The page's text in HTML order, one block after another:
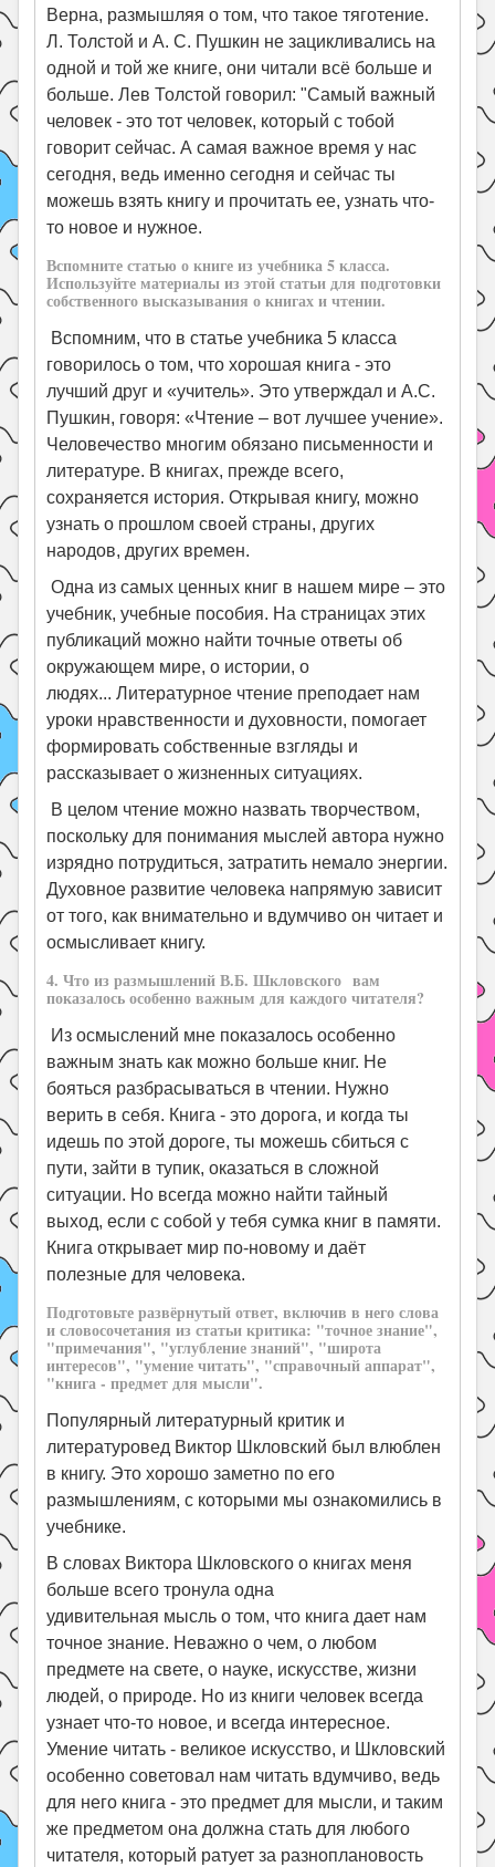
Верна, размышляя о том, что такое тяготение.
Л. Толстой и А. С. Пушкин не зацикливались на
одной и той же книге, они читали всё больше и
больше. Лев Толстой говорил: "Самый важный
человек - это тот человек, который с тобой
говорит сейчас. А самая важное время у нас
сегодня, ведь именно сегодня и сейчас ты
можешь взять книгу и прочитать ее, узнать что-
то новое и нужное.
Вспомните статью о книге из учебника 5 класса.
Используйте материалы из этой статьи для подготовки
собственного высказывания о книгах и чтении.
Вспомним, что в статье учебника 5 класса
говорилось о том, что хорошая книга - это
лучший друг и «учитель». Это утверждал и А.С.
Пушкин, говоря: «Чтение – вот лучшее учение».
Человечество многим обязано письменности и
литературе. В книгах, прежде всего,
сохраняется история. Открывая книгу, можно
узнать о прошлом своей страны, других
народов, других времен.
Одна из самых ценных книг в нашем мире – это
учебник, учебные пособия. На страницах этих
публикаций можно найти точные ответы об
окружающем мире, о истории, о
людях... Литературное чтение преподает нам
уроки нравственности и духовности, помогает
формировать собственные взгляды и
рассказывает о жизненных ситуациях.
В целом чтение можно назвать творчеством,
поскольку для понимания мыслей автора нужно
изрядно потрудиться, затратить немало энергии.
Духовное развитие человека напрямую зависит
от того, как внимательно и вдумчиво он читает и
осмысливает книгу.
4. Что из размышлений В.Б. Шкловского вам
показалось особенно важным для каждого читателя?
Из осмыслений мне показалось особенно
важным знать как можно больше книг. Не
бояться разбрасываться в чтении. Нужно
верить в себя. Книга - это дорога, и когда ты
идешь по этой дороге, ты можешь сбиться с
пути, зайти в тупик, оказаться в сложной
ситуации. Но всегда можно найти тайный
выход, если с собой у тебя сумка книг в памяти.
Книга открывает мир по-новому и даёт
полезные для человека.
Подготовьте развёрнутый ответ, включив в него слова
и словосочетания из статьи критика: "точное знание",
"примечания", "углубление знаний", "широта
интересов", "умение читать", "справочный аппарат",
"книга - предмет для мысли".
Популярный литературный критик и
литературовед Виктор Шкловский был влюблен
в книгу. Это хорошо заметно по его
размышлениям, с которыми мы ознакомились в
учебнике.
В словах Виктора Шкловского о книгах меня
больше всего тронула одна
удивительная мысль о том, что книга дает нам
точное знание. Неважно о чем, о любом
предмете на свете, о науке, искусстве, жизни
людей, о природе. Но из книги человек всегда
узнает что-то новое, и всегда интересное.
Умение читать - великое искусство, и Шкловский
особенно советовал нам читать вдумчиво, ведь
для него книга - это предмет для мысли, и таким
же предметом она должна стать для любого
читателя, который ратует за разноплановость